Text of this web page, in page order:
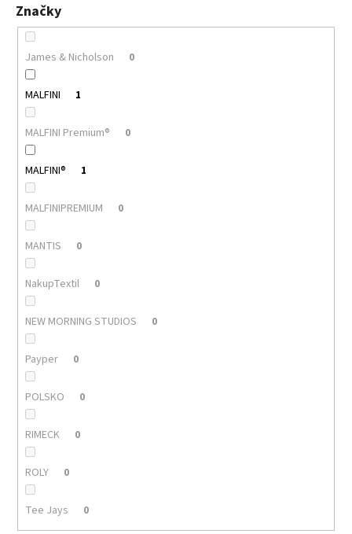
Značky
James & Nicholson 0
MALFINI 1
MALFINI Premium® 0
MALFINI® 1
MALFINIPREMIUM 0
MANTIS 0
NakupTextil 0
NEW MORNING STUDIOS 0
Payper 0
POLSKO 0
RIMECK 0
ROLY 0
Tee Jays 0